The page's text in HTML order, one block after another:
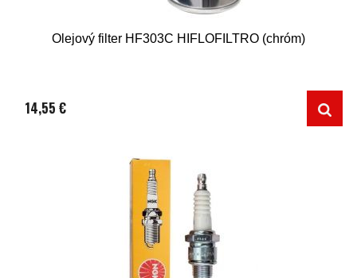
Olejový filter HF303C HIFLOFILTRO (chróm)
14,55 €